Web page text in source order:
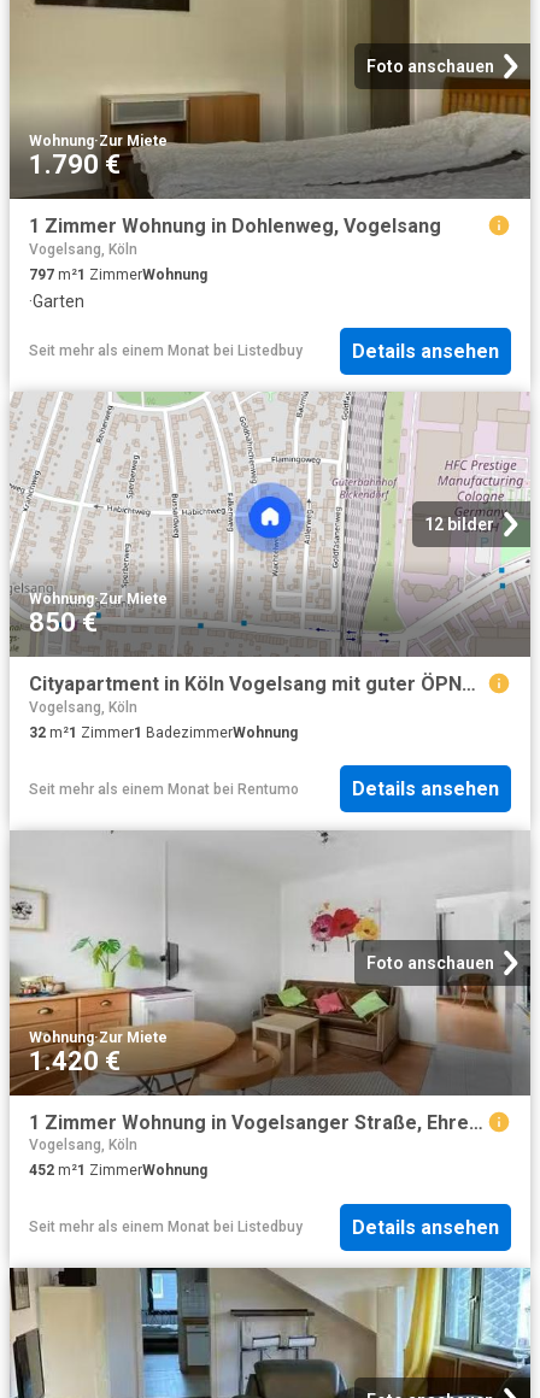
Foto anschauen
Wohnung·Zur Miete
1.790 €
1 Zimmer Wohnung in Dohlenweg, Vogelsang
Vogelsang, Köln
797 m²1 ZimmerWohnung
·Garten
Seit mehr als einem Monat bei Listedbuy Details ansehen
12 bilder
Wohnung·Zur Miete
850 €
Cityapartment in Köln Vogelsang mit guter ÖPNV Anbindung Video Online
Vogelsang, Köln
32 m²1 Zimmer1 BadezimmerWohnung
Seit mehr als einem Monat bei Rentumo Details ansehen
Foto anschauen
Wohnung·Zur Miete
1.420 €
1 Zimmer Wohnung in Vogelsanger Straße, Ehrenfeld
Vogelsang, Köln
452 m²1 ZimmerWohnung
Seit mehr als einem Monat bei Listedbuy Details ansehen